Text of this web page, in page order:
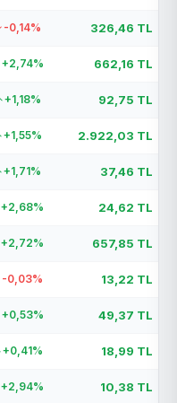
-0,14% 326,46 TL
+2,74% 662,16 TL
+1,18% 92,75 TL
+1,55% 2.922,03 TL
+1,71% 37,46 TL
+2,68% 24,62 TL
+2,72% 657,85 TL
-0,03% 13,22 TL
+0,53% 49,37 TL
+0,41% 18,99 TL
+2,94% 10,38 TL